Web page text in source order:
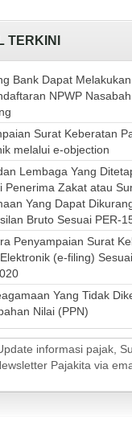
TERKINI
Bank Dapat
NPWP
Surat Keberatan
melalui e-objection
Lembaga Yang
Penerima Zakat atau
Yang Dapat
Bruto Sesuai PER-
Penyampaian Surat
(e-filing)
Yang Tidak
Nilai (PPN)
informasi pajak,
Pajakita via